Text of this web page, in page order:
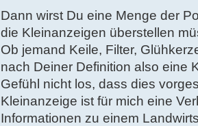
Dann wirst Du eine Menge der
die Kleinanzeigen überstellen
Ob jemand Keile, Filter,
nach Deiner Definition also eine
Gefühl nicht los, dass dies
Kleinanzeige ist für mich eine
Informationen zu einem